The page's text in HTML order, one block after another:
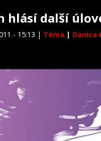
hlásí další
- 15:13 | Téma | Danica